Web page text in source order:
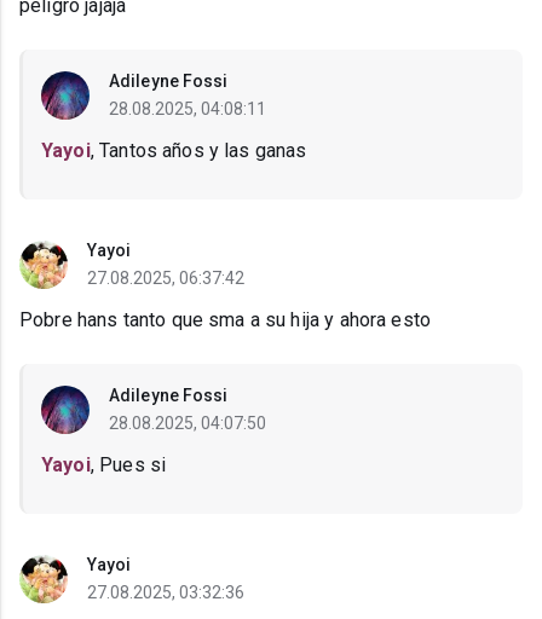
peligro jajaja
Adileyne Fossi
28.08.2025, 04:08:11
Yayoi, Tantos años y las ganas
Yayoi
27.08.2025, 06:37:42
Pobre hans tanto que sma a su hija y ahora esto
Adileyne Fossi
28.08.2025, 04:07:50
Yayoi, Pues si
Yayoi
27.08.2025, 03:32:36